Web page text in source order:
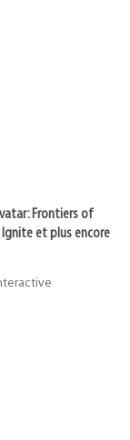
Frontiers of
et plus encore